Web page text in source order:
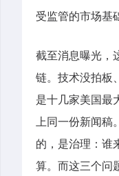
受监管的市场基
截至消息曝光，
链。技术没拍板
是十几家美国最
上同一份新闻稿
的，是治理：谁
算。而这三个问